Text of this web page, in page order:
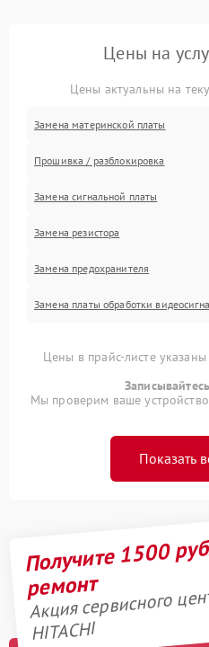
Цены на
Цены актуальны на
Замена материнской платы
Прошивка / разблокировка
Замена сигнальной платы
Замена резистора
Замена предохранителя
Замена платы обработки
Цены в прайс-листе
Мы проверим ваше
Показать
Получите 1500
ремонт
Акция сервисного
HITACHI